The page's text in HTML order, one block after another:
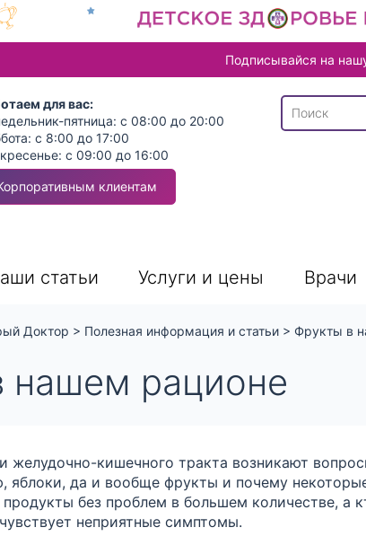
Подписывайся на
для вас:
пятница: с 08:00 до 20:00
с 8:00 до 17:00
с 09:00 до 16:00
клиентам
В списке
статьи Услуги и цены Врачи
Доктор > Полезная информация и статьи > Фрукты в
нашем рационе
желудочно-кишечного тракта возникают
яблоки, да и вообще фрукты и почему
продукты без проблем в большем количестве, а
неприятные симптомы.